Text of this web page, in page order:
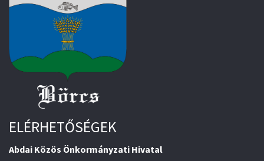
ELÉRHETŐSÉGEK
Abdai Közös Önkormányzati Hivatal